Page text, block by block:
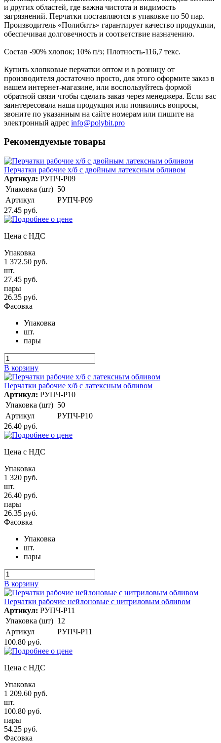
и других областей, где важна чистота и видимость
загрязнений. Перчатки поставляются в упаковке по 50 пар.
Производитель «Полибитъ» гарантирует качество продукции,
обеспечивая долговечность и соответствие назначению.
Состав -90% хлопок; 10% п/э; Плотность-116,7 текс.
Купить хлопковые перчатки оптом и в розницу от
производителя достаточно просто, для этого оформите заказ в
нашем интернет-магазине, или воспользуйтесь формой
обратной связи чтобы сделать заказ через менеджера. Если вас
заинтересовала наша продукция или появились вопросы,
звоните по указанным на сайте номерам или пишите на
электронный адрес info@polybit.pro
Рекомендуемые товары
Перчатки рабочие х/б с двойным латексным обливом
Артикул: РУПЧ-Р09
Упаковка (шт) 50
Артикул
РУПЧ-Р09
27.45 руб.
Цена с НДС
Упаковка
1 372.50 руб.
шт.
27.45 руб.
пары
26.35 руб.
Фасовка
Упаковка
шт.
пары
В корзину
Перчатки рабочие х/б с латексным обливом
Артикул: РУПЧ-Р10
Упаковка (шт) 50
Артикул
РУПЧ-Р10
26.40 руб.
Цена с НДС
Упаковка
1 320 руб.
шт.
26.40 руб.
пары
26.35 руб.
Фасовка
Упаковка
шт.
пары
В корзину
Перчатки рабочие нейлоновые с нитриловым обливом
Артикул: РУПЧ-Р11
Упаковка (шт) 12
Артикул
РУПЧ-Р11
100.80 руб.
Цена с НДС
Упаковка
1 209.60 руб.
шт.
100.80 руб.
пары
54.25 руб.
Фасовка